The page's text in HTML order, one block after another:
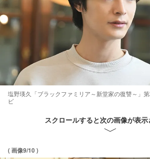
塩野瑛久「ブラックファミリア～新堂家の復讐～」
ビ
スクロールすると次の画像が表
( 画像9/10 )